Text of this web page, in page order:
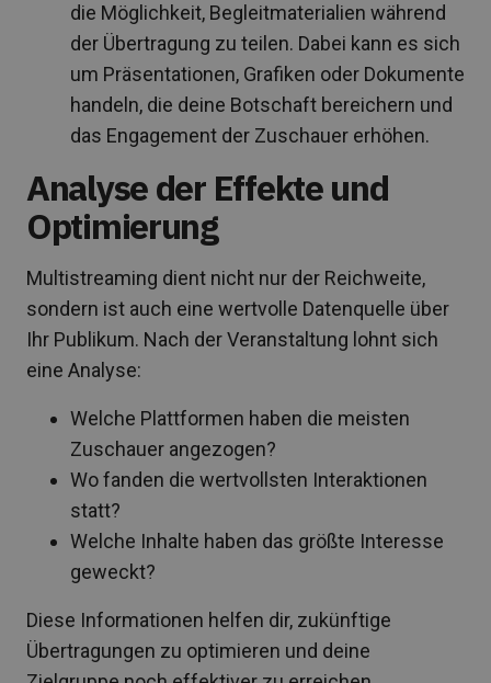
die Möglichkeit, Begleitmaterialien während
der Übertragung zu teilen. Dabei kann es sich
um Präsentationen, Grafiken oder Dokumente
handeln, die deine Botschaft bereichern und
das Engagement der Zuschauer erhöhen.
Analyse der Effekte und
Optimierung
Multistreaming dient nicht nur der Reichweite,
sondern ist auch eine wertvolle Datenquelle über
Ihr Publikum. Nach der Veranstaltung lohnt sich
eine Analyse:
Welche Plattformen haben die meisten
Zuschauer angezogen?
Wo fanden die wertvollsten Interaktionen
statt?
Welche Inhalte haben das größte Interesse
geweckt?
Diese Informationen helfen dir, zukünftige
Übertragungen zu optimieren und deine